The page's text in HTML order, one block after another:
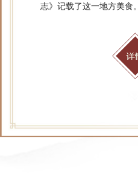
志》记载了这一地方美食。